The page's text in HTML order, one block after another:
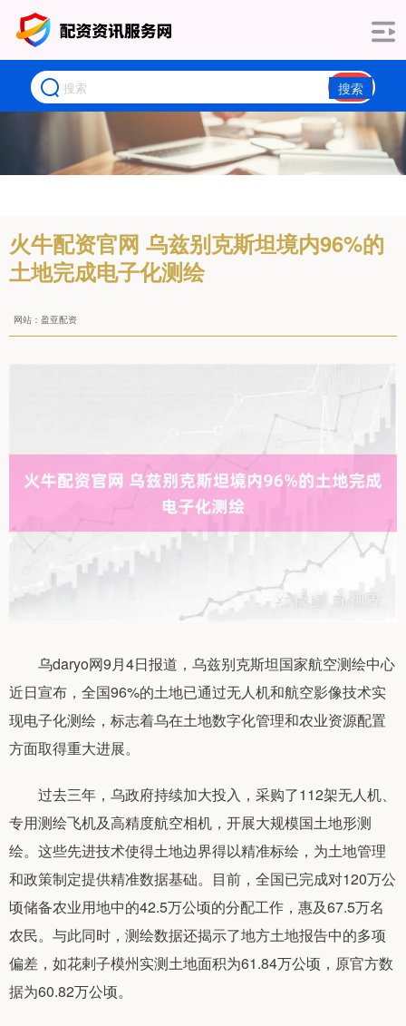
搜索
火牛配资官网 乌兹别克斯坦境内96%的
土地完成电子化测绘
网站：盈亚配资
乌daryo网9月4日报道，乌兹别克斯坦国家航空测绘中心
近日宣布，全国96%的土地已通过无人机和航空影像技术实
现电子化测绘，标志着乌在土地数字化管理和农业资源配置
方面取得重大进展。
过去三年，乌政府持续加大投入，采购了112架无人机、
专用测绘飞机及高精度航空相机，开展大规模国土地形测
绘。这些先进技术使得土地边界得以精准标绘，为土地管理
和政策制定提供精准数据基础。目前，全国已完成对120万公
顷储备农业用地中的42.5万公顷的分配工作，惠及67.5万名
农民。与此同时，测绘数据还揭示了地方土地报告中的多项
偏差，如花剌子模州实测土地面积为61.84万公顷，原官方数
据为60.82万公顷。